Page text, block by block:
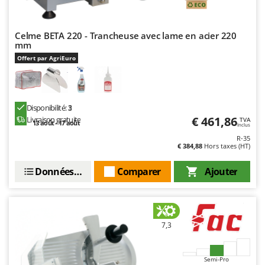
Oriental Koshin
P
Palazzetti
Palumbo Pavi
Partisani
Paterlini
Prismafood
Reber
Redback
Celme BETA 220 - Trancheuse avec lame en acier 220
mm
Offert par AgriEuro
Disponibilité:3
Livraison gratuite
13 août - 17 août € 461,86 TVA
Inclus
R-35
€ 384,88 Hors taxes (HT)
Ajouter
Comparer
Données techniques
7,3
Semi-Pro